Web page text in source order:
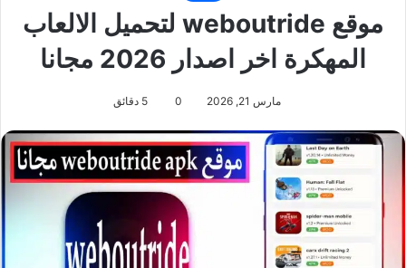
موقع weboutride لتحميل الالعاب
المهكرة اخر اصدار 2026 مجانا
مارس 21, 2026 0